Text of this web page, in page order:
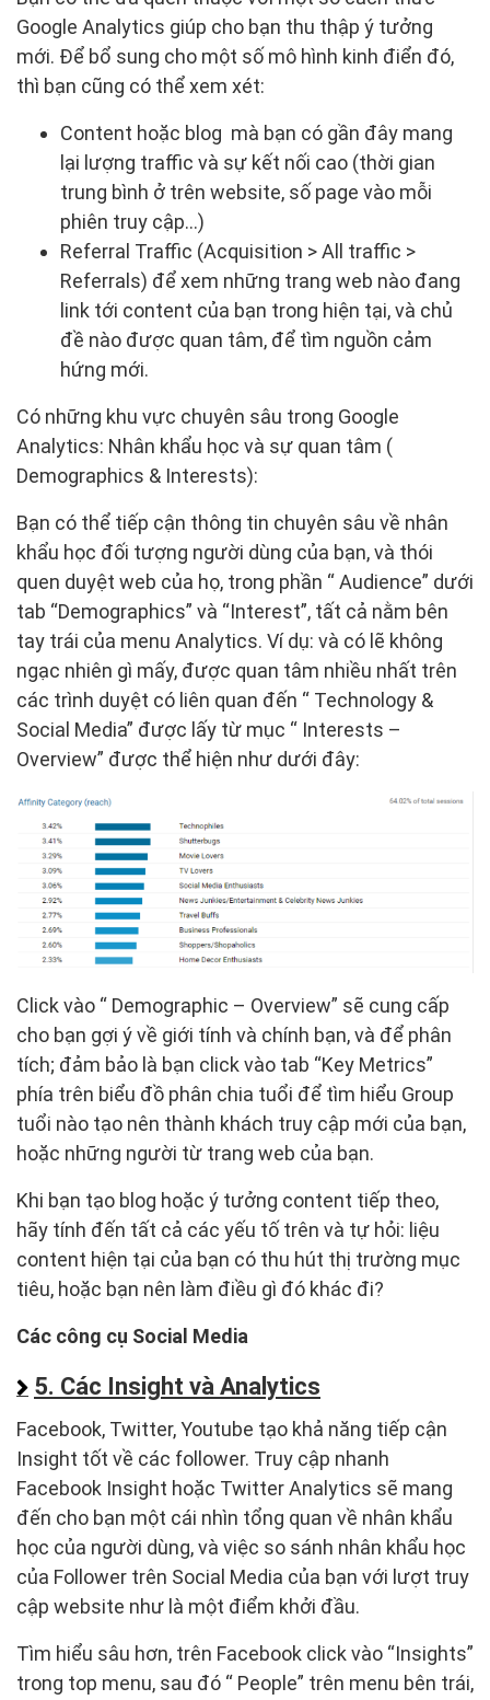
Google Analytics giúp cho bạn thu thập ý tưởng
mới. Để bổ sung cho một số mô hình kinh điển đó,
thì bạn cũng có thể xem xét:
Content hoặc blog mà bạn có gần đây mang
lại lượng traffic và sự kết nối cao (thời gian
trung bình ở trên website, số page vào mỗi
phiên truy cập…)
Referral Traffic (Acquisition > All traffic >
Referrals) để xem những trang web nào đang
link tới content của bạn trong hiện tại, và chủ
đề nào được quan tâm, để tìm nguồn cảm
hứng mới.
Có những khu vực chuyên sâu trong Google
Analytics: Nhân khẩu học và sự quan tâm (
Demographics & Interests):
Bạn có thể tiếp cận thông tin chuyên sâu về nhân
khẩu học đối tượng người dùng của bạn, và thói
quen duyệt web của họ, trong phần “ Audience” dưới
tab “Demographics” và “Interest”, tất cả nằm bên
tay trái của menu Analytics. Ví dụ: và có lẽ không
ngạc nhiên gì mấy, được quan tâm nhiều nhất trên
các trình duyệt có liên quan đến “ Technology &
Social Media” được lấy từ mục “ Interests –
Overview” được thể hiện như dưới đây:
Click vào “ Demographic – Overview” sẽ cung cấp
cho bạn gợi ý về giới tính và chính bạn, và để phân
tích; đảm bảo là bạn click vào tab “Key Metrics”
phía trên biểu đồ phân chia tuổi để tìm hiểu Group
tuổi nào tạo nên thành khách truy cập mới của bạn,
hoặc những người từ trang web của bạn.
Khi bạn tạo blog hoặc ý tưởng content tiếp theo,
hãy tính đến tất cả các yếu tố trên và tự hỏi: liệu
content hiện tại của bạn có thu hút thị trường mục
tiêu, hoặc bạn nên làm điều gì đó khác đi?
Các công cụ Social Media
5. Các Insight và Analytics
Facebook, Twitter, Youtube tạo khả năng tiếp cận
Insight tốt về các follower. Truy cập nhanh
Facebook Insight hoặc Twitter Analytics sẽ mang
đến cho bạn một cái nhìn tổng quan về nhân khẩu
học của người dùng, và việc so sánh nhân khẩu học
của Follower trên Social Media của bạn với lượt truy
cập website như là một điểm khởi đầu.
Tìm hiểu sâu hơn, trên Facebook click vào “Insights”
trong top menu, sau đó “ People” trên menu bên trái,